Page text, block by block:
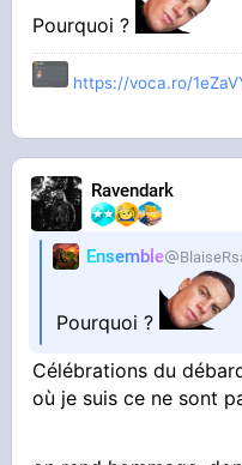
Pourquoi ?
https://voca.ro/
Ravendark
Ensemble
Pourquoi ?
Célébrations du
où je suis ce ne sont